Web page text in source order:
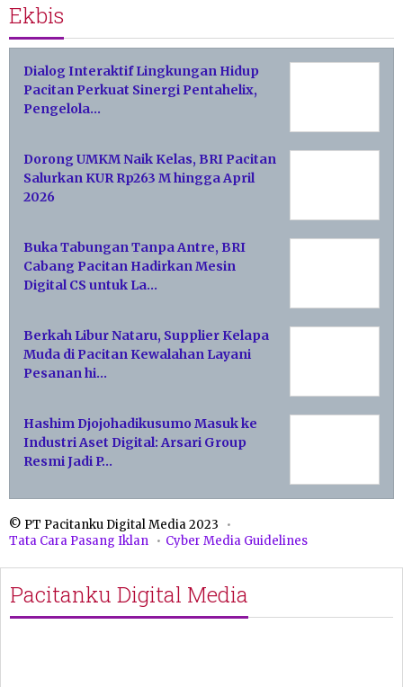
Ekbis
Dialog Interaktif Lingkungan Hidup
Pacitan Perkuat Sinergi Pentahelix,
Pengelola…
Dorong UMKM Naik Kelas, BRI Pacitan
Salurkan KUR Rp263 M hingga April
2026
Buka Tabungan Tanpa Antre, BRI
Cabang Pacitan Hadirkan Mesin
Digital CS untuk La…
Berkah Libur Nataru, Supplier Kelapa
Muda di Pacitan Kewalahan Layani
Pesanan hi…
Hashim Djojohadikusumo Masuk ke
Industri Aset Digital: Arsari Group
Resmi Jadi P…
© PT Pacitanku Digital Media 2023
Tata Cara Pasang Iklan
Cyber Media Guidelines
Pacitanku Digital Media